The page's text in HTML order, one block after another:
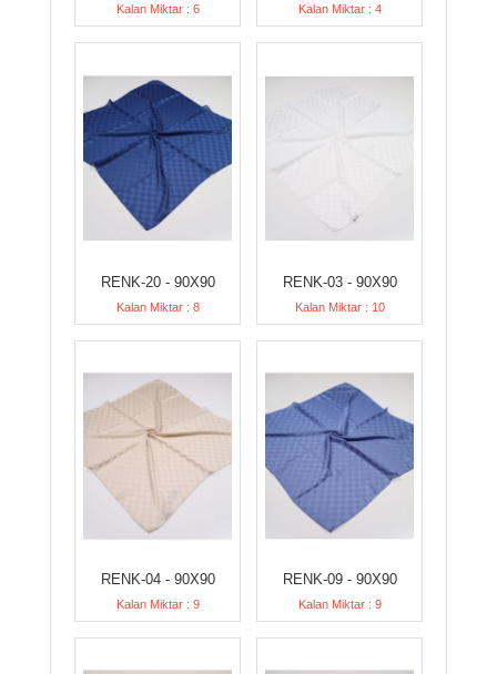
Kalan Miktar : 6 Kalan Miktar : 4
RENK-20 - 90X90
Kalan Miktar : 8
RENK-03 - 90X90
Kalan Miktar : 10
RENK-04 - 90X90
Kalan Miktar : 9
RENK-09 - 90X90
Kalan Miktar : 9